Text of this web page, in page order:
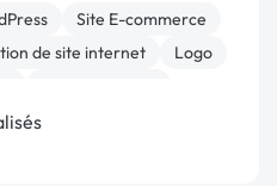
Site E-commerce
de site internet
Logo